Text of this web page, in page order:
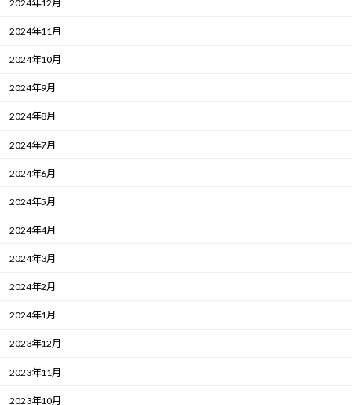
2024年12月
2024年11月
2024年10月
2024年9月
2024年8月
2024年7月
2024年6月
2024年5月
2024年4月
2024年3月
2024年2月
2024年1月
2023年12月
2023年11月
2023年10月